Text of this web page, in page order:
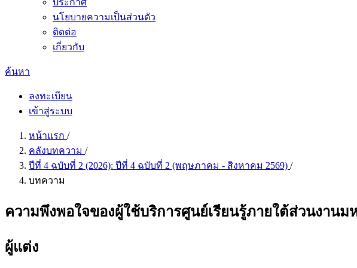
ประกาศ
นโยบายความเป็นส่วนตัว
ติดต่อ
เกี่ยวกับ
ค้นหา
ลงทะเบียน
เข้าสู่ระบบ
หน้าแรก /
คลังบทความ /
ปีที่ 4 ฉบับที่ 2 (2026): ปีที่ 4 ฉบับที่ 2 (พฤษภาคม - สิงหาคม 2569) /
บทความ
ความพึงพอใจของผู้ใช้บริการศูนย์เรียนรู้ภายใต้ส่วนงาน
ผู้แต่ง